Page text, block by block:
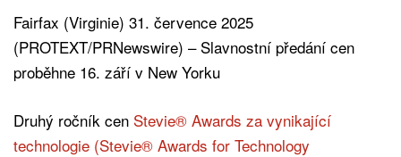
Fairfax (Virginie) 31. července 2025
(PROTEXT/PRNewswire) – Slavnostní předání cen
proběhne 16. září v New Yorku
Druhý ročník cen Stevie® Awards za vynikající
technologie (Stevie® Awards for Technology